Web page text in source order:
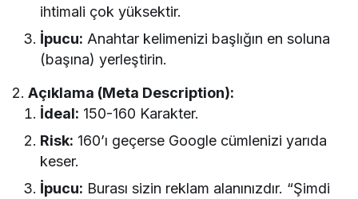
ihtimali çok yüksektir.
İpucu: Anahtar kelimenizi başlığın en soluna
(başına) yerleştirin.
Açıklama (Meta Description):
İdeal: 150-160 Karakter.
Risk: 160’ı geçerse Google cümlenizi yarıda
keser.
İpucu: Burası sizin reklam alanınızdır. “Şimdi